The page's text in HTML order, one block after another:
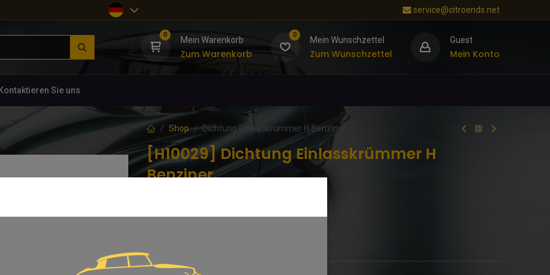
service@citroends.net
0
Mein Warenkorb
Zum Warenkorb
0
Mein Wunschzettel
Zum Wunschzettel
Guest
Mein Konto
Sie uns
Shop Dichtung Einlasskrümmer H Benziner
[H10029] Dichtung Einlasskrümmer H
Benziner